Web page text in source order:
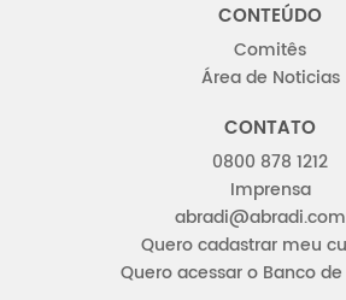
CONTEÚDO
Comitês
Área de Noticias
CONTATO
0800 878 1212
Imprensa
Quero cadastrar meu
Quero acessar o Banco